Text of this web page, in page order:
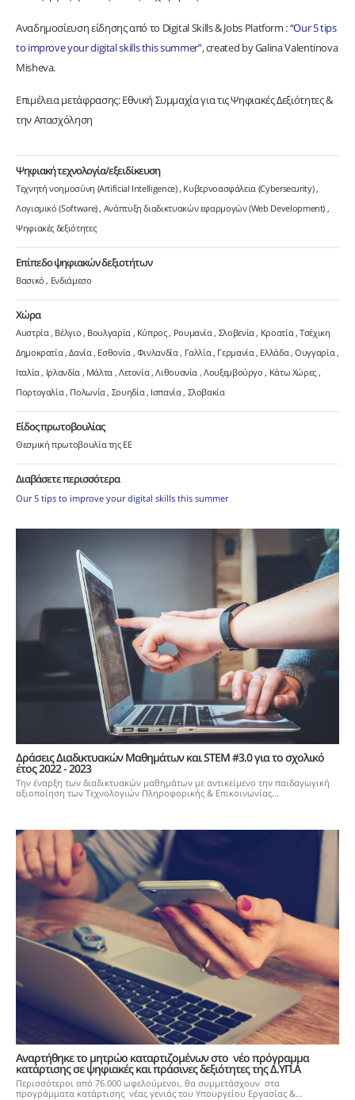
Αναδημοσίευση είδησης από το Digital Skills & Jobs Platform :“Our 5 tips
to improve your digital skills this summer”, created by Galina Valentinova
Misheva.
Επιμέλεια μετάφρασης: Εθνική Συμμαχία για τις Ψηφιακές Δεξιότητες &
την Απασχόληση
Ψηφιακή τεχνολογία/εξειδίκευση
Τεχνητή νοημοσύνη (Artificial Intelligence) Κυβερνοασφάλεια (Cybersecurity)
Λογισμικό (Software) Ανάπτυξη διαδικτυακών εφαρμογών (Web Development)
Ψηφιακές δεξιότητες
Επίπεδο ψηφιακών δεξιοτήτων
Βασικό Ενδιάμεσο
Χώρα
Αυστρία Βέλγιο Βουλγαρία Κύπρος Ρουμανία Σλοβενία Κροατία Τσέχικη
Δημοκρατία Δανία Εσθονία Φινλανδία Γαλλία Γερμανία Ελλάδα Ουγγαρία
Ιταλία
Ιρλανδία Μάλτα Λετονία Λιθουανία Λουξεμβούργο
Κάτω Χώρες
Πορτογαλία Πολωνία Σουηδία Ισπανία Σλοβακία
Είδος πρωτοβουλίας
Θεσμική πρωτοβουλία της ΕΕ
Διαβάσετε περισσότερα
Our 5 tips to improve your digital skills this summer
Δράσεις Διαδικτυακών Μαθημάτων και STEM #3.0 για το σχολικό
έτος 2022 - 2023
Την έναρξη των διαδικτυακών μαθημάτων με αντικείμενο την παιδαγωγική
αξιοποίηση των Τεχνολογιών Πληροφορικής & Επικοινωνίας...
Aναρτήθηκε το μητρώο καταρτιζομένων στο νέο πρόγραμμα
κατάρτισης σε ψηφιακές και πράσινες δεξιότητες της Δ.ΥΠ.Α
Περισσότεροι από 76.000 ωφελούμενοι, θα συμμετάσχουν στα
προγράμματα κατάρτισης νέας γενιάς του Υπουργείου Εργασίας &...